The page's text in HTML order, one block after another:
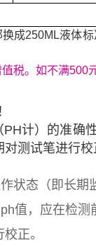
成250ML液体
税。如不满500
计）的准确
测试笔进行校
状态（即长期
值，应在检测
正。